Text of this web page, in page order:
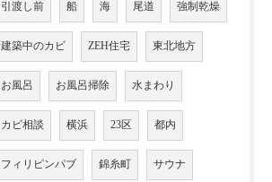
引渡し前 船 海 尾道 強制乾燥
建築中のカビ ZEH住宅 東北地方
お風呂 お風呂掃除 水まわり
カビ相談 横浜 23区 都内
フィリピンパブ 錦糸町 サウナ